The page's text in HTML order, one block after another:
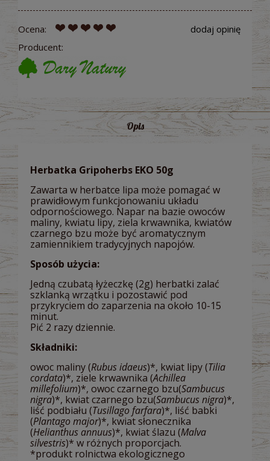
Ocena:
Producent:
dodaj opinię
Opis
Herbatka Gripoherbs EKO 50g
Zawarta w herbatce lipa może pomagać w
prawidłowym funkcjonowaniu układu
odpornościowego. Napar na bazie owoców
maliny, kwiatu lipy, ziela krwawnika, kwiatów
czarnego bzu może być aromatycznym
zamiennikiem tradycyjnych napojów.
Sposób użycia:
Jedną czubatą łyżeczkę (2g) herbatki zalać
szklanką wrzątku i pozostawić pod
przykryciem do zaparzenia na około 10-15
minut.
Pić 2 razy dziennie.
Składniki:
owoc maliny (Rubus idaeus)*, kwiat lipy (Tilia
cordata)*, ziele krwawnika (Achillea
millefolium)*, owoc czarnego bzu(Sambucus
nigra)*, kwiat czarnego bzu(Sambucus nigra)*,
liść podbiału (Tusillago farfara)*, liść babki
(Plantago major)*, kwiat słonecznika
(Helianthus annuus)*, kwiat ślazu (Malva
silvestris)* w różnych proporcjach.
*produkt rolnictwa ekologicznego